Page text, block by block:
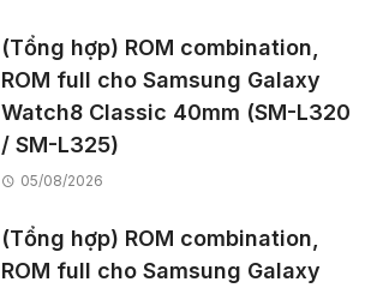
(Tổng hợp) ROM combination,
ROM full cho Samsung Galaxy
Watch8 Classic 40mm (SM-L320
/ SM-L325)
05/08/2026
(Tổng hợp) ROM combination,
ROM full cho Samsung Galaxy